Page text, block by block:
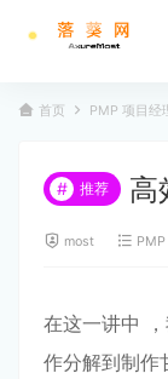
首页 PMP 项目经
# 推荐 ⾼
most
在这⼀讲中
作分解到制作